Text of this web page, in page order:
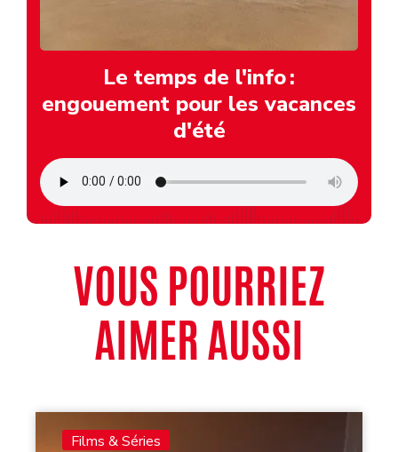
Le temps de l'info :
engouement pour les vacances
d'été
VOUS POURRIEZ
AIMER AUSSI
Films & Séries